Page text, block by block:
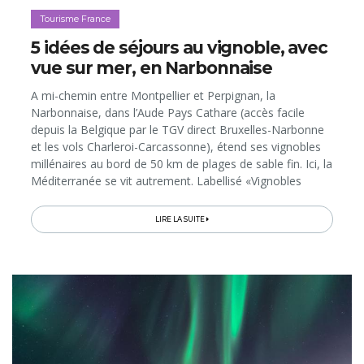
Tourisme France
5 idées de séjours au vignoble, avec
vue sur mer, en Narbonnaise
A mi-chemin entre Montpellier et Perpignan, la
Narbonnaise, dans l’Aude Pays Cathare (accès facile
depuis la Belgique par le TGV direct Bruxelles-Narbonne
et les vols Charleroi-Carcassonne), étend ses vignobles
millénaires au bord de 50 km de plages de sable fin. Ici, la
Méditerranée se vit autrement. Labellisé «Vignobles
nombreuses possibilités de séjours dans des gîtes,
chambres d’hôtes et hôtels de charme au cœur de
idées de séjours au milieu des vignes, comprenant bien
d’autres découvertes, entre balades le long du Canal du
Midi, pauses détente et grande gastronomie…
LIRE LA SUITE